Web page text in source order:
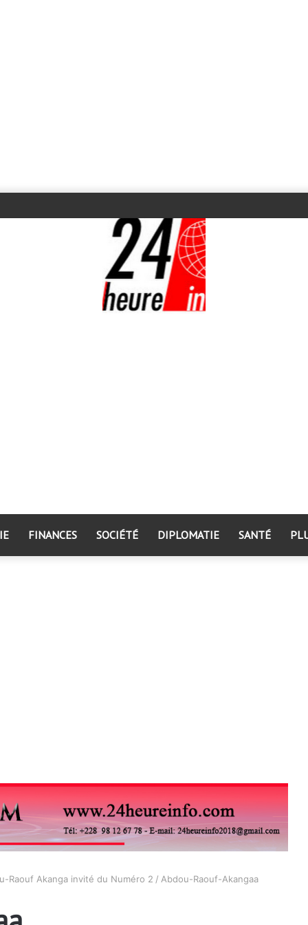
FINANCES SOCIÉTÉ DIPLOMATIE SANTÉ
Raouf Akanga invité du Numéro 2 / Abdou-Raouf-Akangaa